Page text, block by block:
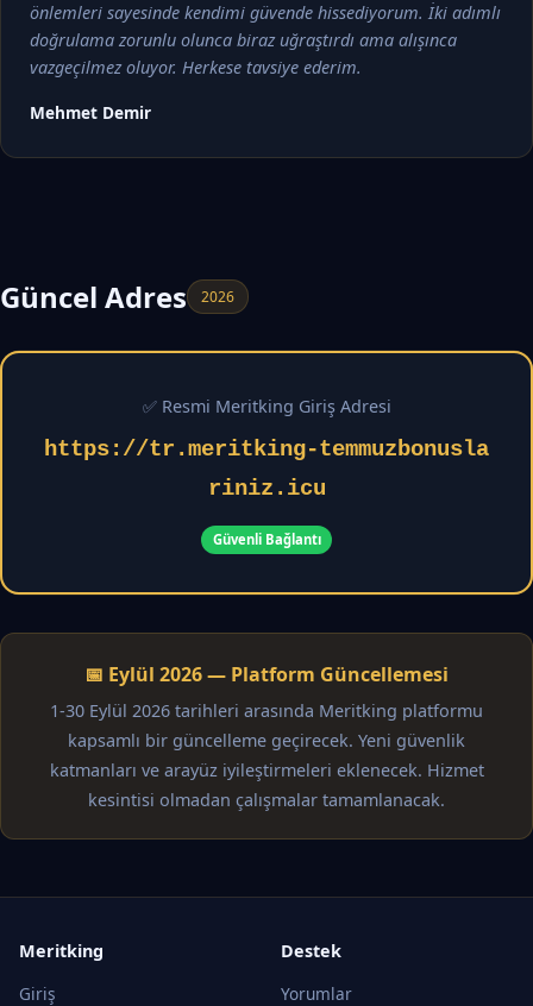
önlemleri sayesinde kendimi güvende hissediyorum. İki adımlı
doğrulama zorunlu olunca biraz uğraştırdı ama alışınca
vazgeçilmez oluyor. Herkese tavsiye ederim.
Mehmet Demir
Güncel Adres 2026
✅ Resmi Meritking Giriş Adresi
https://tr.meritking-temmuzbonusla
riniz.icu
Güvenli Bağlantı
📅 Eylül 2026 — Platform Güncellemesi
1-30 Eylül 2026 tarihleri arasında Meritking platformu
kapsamlı bir güncelleme geçirecek. Yeni güvenlik
katmanları ve arayüz iyileştirmeleri eklenecek. Hizmet
kesintisi olmadan çalışmalar tamamlanacak.
Meritking
Giriş
Destek
Yorumlar